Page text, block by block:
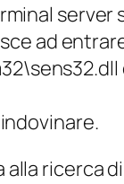
server
ad
ricerca